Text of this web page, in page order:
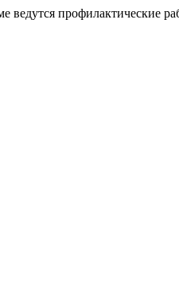
ведутся профилактические